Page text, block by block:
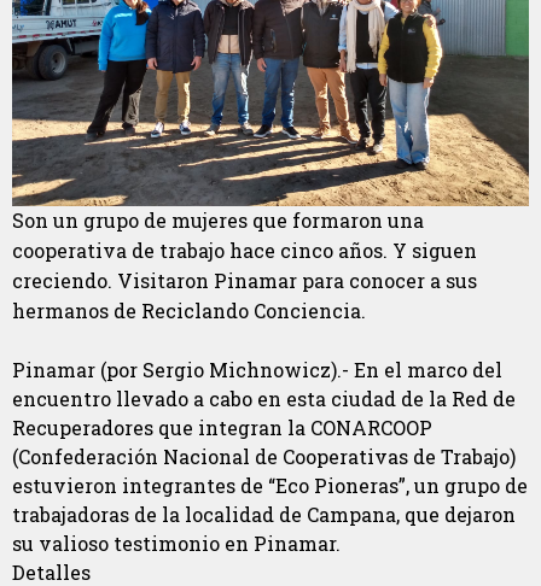
Son un grupo de mujeres que formaron una
cooperativa de trabajo hace cinco años. Y siguen
creciendo. Visitaron Pinamar para conocer a sus
hermanos de Reciclando Conciencia.
Pinamar (por Sergio Michnowicz).- En el marco del
encuentro llevado a cabo en esta ciudad de la Red de
Recuperadores que integran la CONARCOOP
(Confederación Nacional de Cooperativas de Trabajo)
estuvieron integrantes de “Eco Pioneras”, un grupo de
trabajadoras de la localidad de Campana, que dejaron
su valioso testimonio en Pinamar.
Detalles